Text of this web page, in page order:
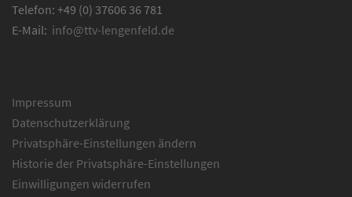
Telefon: +49 (0) 37606 36 781
E-Mail: info@ttv-lengenfeld.de
Impressum
Datenschutzerklärung
Privatsphäre-Einstellungen ändern
Historie der Privatsphäre-Einstellungen
Einwilligungen widerrufen